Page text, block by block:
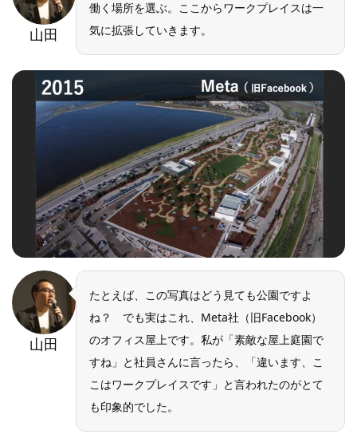
山田
働く場所を選ぶ。ここからワークプレイスは一
気に拡張していきます。
山田
たとえば、この写真はどう見ても公園ですよ
ね？ でも実はこれ、Meta社（旧Facebook）
のオフィス屋上です。私が「素敵な屋上庭園で
すね」と社員さんに言ったら、「違います、こ
こはワークプレイスです」と言われたのがとて
も印象的でした。